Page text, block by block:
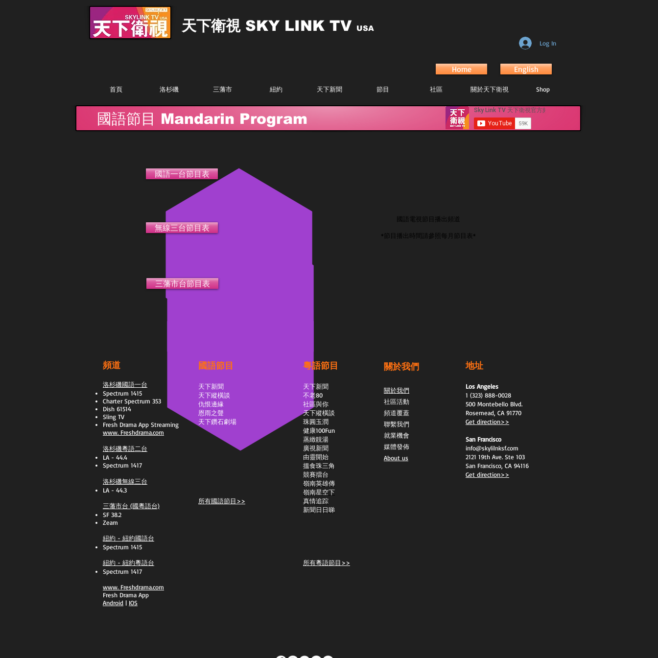
天下衛視SKY LINK TV USA
Log In
Home English
首頁 洛杉磯 三藩市 紐約 天下新聞 節目 社區 關於天下衛視 Shop
國語節目 Mandarin Program
國語一台節目表
無線三台節目表
三藩市台節目表
國語電視節目播出頻道
*節目播出時間請參照每月節目表*
頻道
洛杉磯國語一台
Spectrum 1415
Charter Spectrum 353
Dish 61514
Sling TV
​Fresh Drama App Streaming
www. Freshdrama.com
洛杉磯粵語二台
LA - 44.4
Spectrum 1417
洛杉磯無線三台
LA - 44.3
三藩市台 (國粵語台)
SF 38.2
Zeam
紐約 - 紐約國語台
Spectrum 1415
紐約 - 紐約粵語台
Spectrum 1417
​www. Freshdrama.com
Fresh Drama App
​Android | IOS
國語節目
天下新聞
天下縱橫談
​仇恨邊緣
恩雨之聲
天下鑽石劇場
所有國語節目>>
粵語節目
天下新聞
不老80
社區與你
天下縱橫談
​珠圓玉潤
​健康100Fun
蒸緻靚湯
​廣視新聞
由靈開始
搵食珠三角
競賽擂台
嶺南英雄傳
嶺南星空下
真情追踪
新聞日日睇
所有粵語節目>>
關於我們
關於我們
社區活動
頻道覆蓋
聯繫我們
就業機會
媒體發佈
About us
地址
Los Angeles
1 (323) 888-0028
500 Montebello Blvd.
Rosemead, CA 91770
Get direction>>
San Francisco
info@skylilnksf.com
2121 19th Ave. Ste 103
San Francisco, CA 94116
Get direction>>